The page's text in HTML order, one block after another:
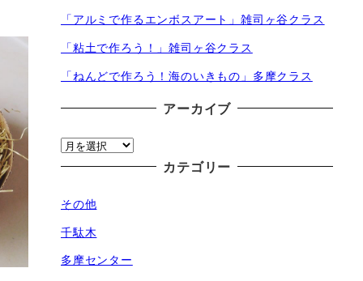
「アルミで作るエンボスアート」雑司ヶ谷クラス
「粘土で作ろう！」雑司ヶ谷クラス
「ねんどで作ろう！海のいきもの」多摩クラス
アーカイブ
ア
ー
イ
ブ
カテゴリー
その他
千駄木
多摩センター